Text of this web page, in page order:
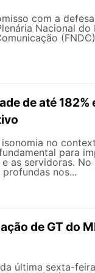
com a
Nacional do
de até 182%
no
para
as servidoras. No
nos...
de GT do
última sexta-